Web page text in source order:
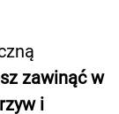
zawinąć w
i